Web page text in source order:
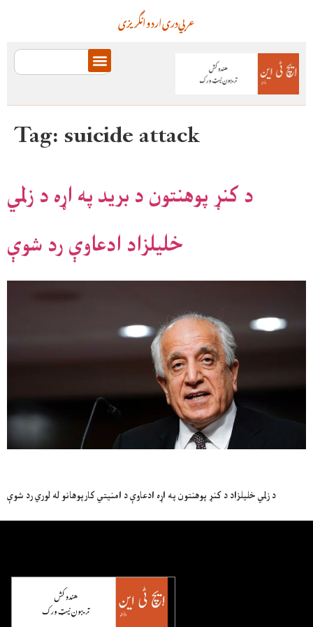
انگریزیاردودریعربي
Tag:suicide attack
د کنړ پوهنتون د برید په اړه د زلمي
خلیلزاد ادعاوې رد شوې
د زلمي خلیلزاد د کنړ پوهنتون په اړه ادعاوې د امنیتي کارپوهانو له لوري رد شوې